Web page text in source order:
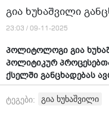
გია ხუხაშვილი
23:03 / 09-11-2025
პოლიტოლოგი გია
პოლიტიკურ
ქსელში განცხადებას
"რუსული ტიპის
ტეგები: გია ხუხაშვილი